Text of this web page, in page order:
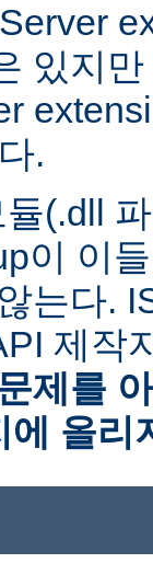
있지
.
(.dll
이 이
는다.
제작
제를
에 올리